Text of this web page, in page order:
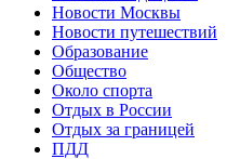
Новости Москвы
Новости путешествий
Образование
Общество
Около спорта
Отдых в России
Отдых за границей
ПДД